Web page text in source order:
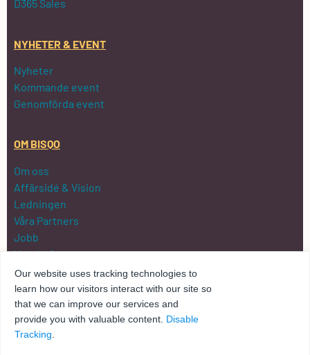
D365 Sales
NYHETER & EVENT
Nyheter
Kommande event
Genomförda event
OM BISQO
Om oss
Affärsidé & Vision
Ledningen
Våra Partners
Jobb
Kundreferenser
Kontakta oss
Integritetspolicy
Our website uses tracking technologies to
learn how our visitors interact with our site so
that we can improve our services and
provide you with valuable content. Disable
Tracking